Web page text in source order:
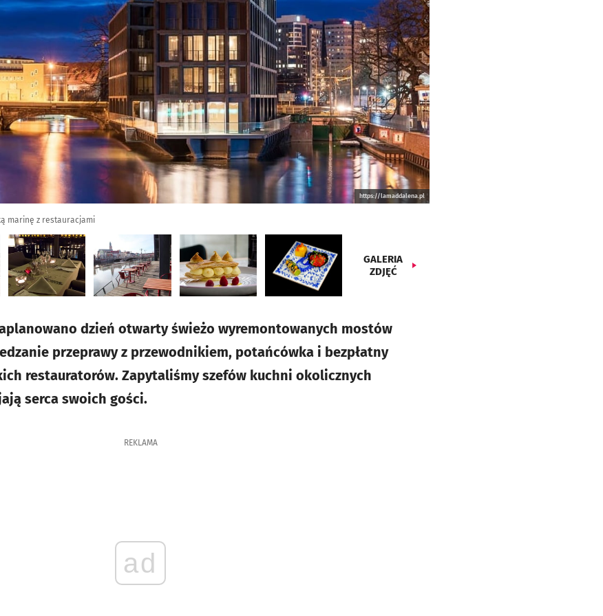
https://lamaddalena.pl
marinę z restauracjami
GALERIA
ZDJĘĆ
dzień otwarty świeżo wyremontowanych mostów
przeprawy z przewodnikiem, potańcówka i bezpłatny
restauratorów. Zapytaliśmy szefów kuchni okolicznych
serca swoich gości.
REKLAMA
ad